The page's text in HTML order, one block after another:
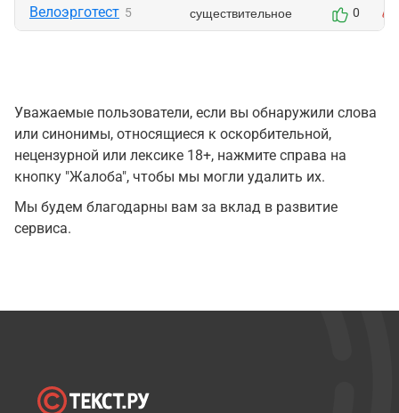
Велоэрготест 5 существительное 0
Уважаемые пользователи, если вы обнаружили слова
или синонимы, относящиеся к оскорбительной,
нецензурной или лексике 18+, нажмите справа на
кнопку "Жалоба", чтобы мы могли удалить их.
Мы будем благодарны вам за вклад в развитие
сервиса.